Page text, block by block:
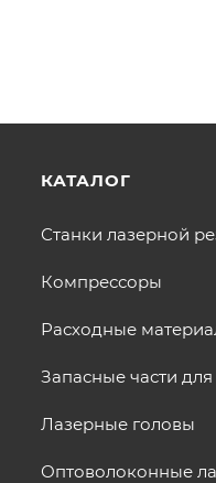
КАТАЛОГ
Станки лазерной
Компрессоры
Расходные
Запасные части
Лазерные головы
Оптоволоконные